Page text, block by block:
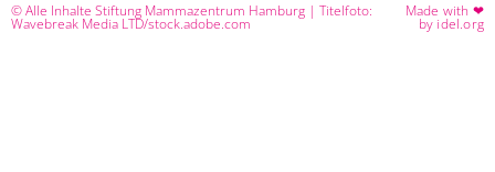
© Alle Inhalte Stiftung Mammazentrum Hamburg | Titelfoto:
Wavebreak Media LTD/stock.adobe.com
Made with ❤
by idel.org